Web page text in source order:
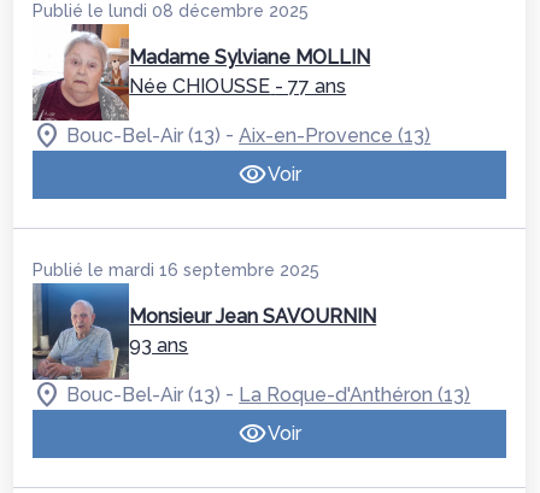
Publié le lundi 08 décembre 2025
Madame Sylviane MOLLIN
Née CHIOUSSE - 77 ans
Bouc-Bel-Air (13) -Aix-en-Provence (13)
Voir
Publié le mardi 16 septembre 2025
Monsieur Jean SAVOURNIN
93 ans
Bouc-Bel-Air (13) - La Roque-d'Anthéron (13)
Voir